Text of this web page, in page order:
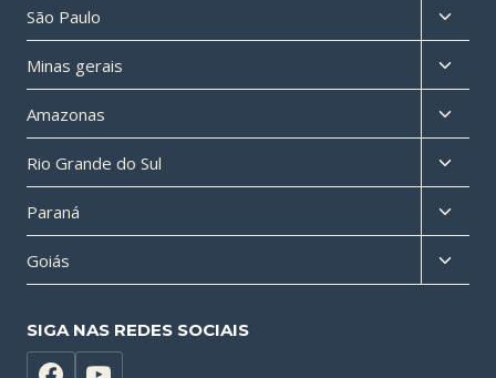
São Paulo
menu
filho
Minas gerais
menu
filho
Amazonas
menu
filho
Rio Grande do Sul
menu
filho
Paraná
menu
filho
Goiás
menu
SIGA NAS REDES SOCIAIS